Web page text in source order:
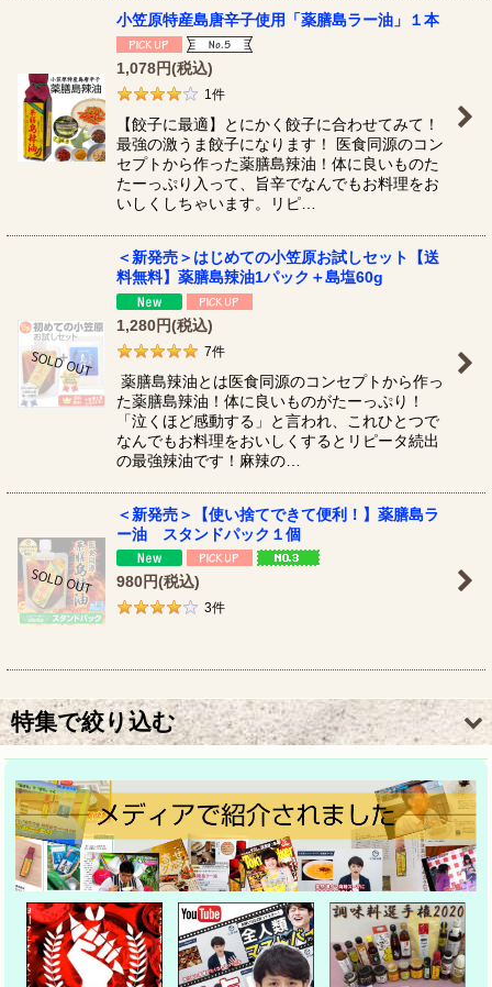
小笠原特産島唐辛子使用「薬膳島ラー油」１本
1,078円(税込)
1件
【餃子に最適】とにかく餃子に合わせてみて！
最強の激うま餃子になります！ 医食同源のコン
セプトから作った薬膳島辣油！体に良いものた
たーっぷり入って、旨辛でなんでもお料理をお
いしくしちゃいます。リピ…
＜新発売＞はじめての小笠原お試しセット【送
料無料】薬膳島辣油1パック＋島塩60g
1,280円(税込)
7件
薬膳島辣油とは医食同源のコンセプトから作っ
た薬膳島辣油！体に良いものがたーっぷり！
「泣くほど感動する」と言われ、これひとつで
なんでもお料理をおいしくするとリピータ続出
の最強辣油です！麻辣の…
＜新発売＞【使い捨てできて便利！】薬膳島ラ
ー油 スタンドパック１個
980円(税込)
3件
特集で絞り込む
YouTuberマコなり社長
麻辣グランプリ
東京愛らんどレシピコンテスト
日本テレビ「news every」
調味料選手権2020